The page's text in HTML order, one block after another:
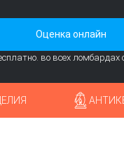
Оценка онлайн
во всех ломбардах